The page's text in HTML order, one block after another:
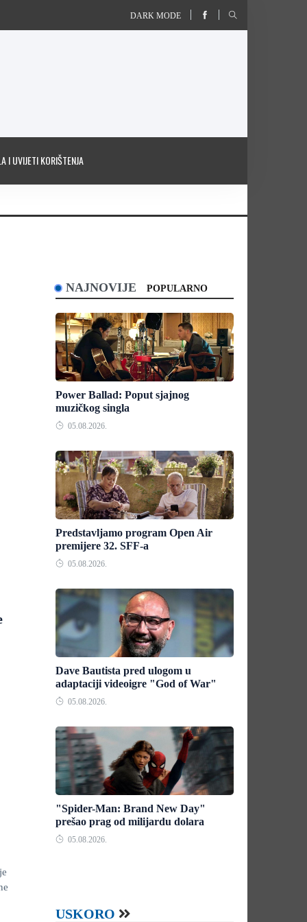
DARK MODE
I UVIJETI KORIŠTENJA
NAJNOVIJE POPULARNO
Power Ballad: Poput sjajnog
muzičkog singla
05.08.2026.
Predstavljamo program Open Air
premijere 32. SFF-a
05.08.2026.
Dave Bautista pred ulogom u
adaptaciji videoigre "God of War"
05.08.2026.
"Spider-Man: Brand New Day"
prešao prag od milijardu dolara
05.08.2026.
USKORO